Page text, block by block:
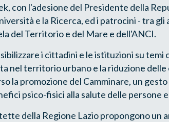
con l'adesione del Presidente della
e la Ricerca, ed i patrocini - tra gli
del Territorio e del Mare e dell'ANCI.
i cittadini e le istituzioni su temi
nel territorio urbano e la riduzione delle
la promozione del Camminare, un
psico-fisici alla salute delle persone
della Regione Lazio propongono un